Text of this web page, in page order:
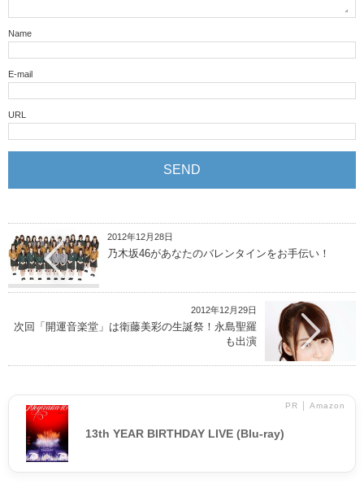
Name
E-mail
URL
2012年12月28日
乃木坂46があなたのバレンタインをお手伝い！
2012年12月29日
次回「開運音楽堂」は衛藤美彩の生誕祭！永島聖羅
も出演
PR │ Amazon
13th YEAR BIRTHDAY LIVE (Blu-ray)